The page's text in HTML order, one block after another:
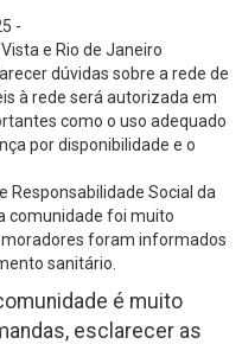
-
e Rio de Janeiro
dúvidas sobre a rede de
à rede será autorizada em
como o uso adequado
por disponibilidade e o
Responsabilidade Social da
comunidade foi muito
foram informados
sanitário.
é muito
esclarecer as